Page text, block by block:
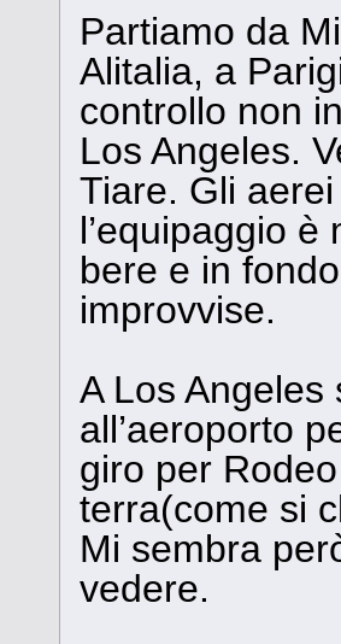
Partiamo da
Alitalia, a
controllo non
Los Angeles.
Tiare. Gli
l’equipaggio
bere e in
improvvise.
A Los
all’aeroporto
giro per
terra(come si
Mi sembra
vedere.